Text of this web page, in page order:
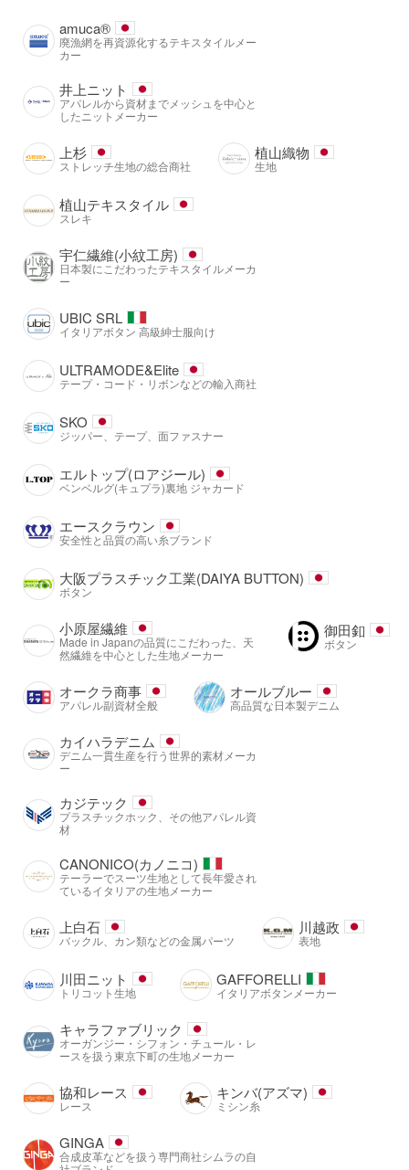
amuca®️
廃漁網を再資源化するテキスタイルメー
カー
井上ニット
アパレルから資材までメッシュを中心と
したニットメーカー
上杉
ストレッチ生地の総合商社
植山織物
生地
植山テキスタイル
スレキ
宇仁繊維(小紋工房)
日本製にこだわったテキスタイルメーカ
ー
UBIC SRL
イタリアボタン 高級紳士服向け
ULTRAMODE&Elite
テープ・コード・リボンなどの輸入商社
SKO
ジッパー、テープ、面ファスナー
エルトップ(ロアジール)
ベンベルグ(キュプラ)裏地 ジャカード
エースクラウン
安全性と品質の高い糸ブランド
大阪プラスチック工業(DAIYA BUTTON)
ボタン
小原屋繊維
Made in Japanの品質にこだわった、天
然繊維を中心とした生地メーカー
御田釦
ボタン
オークラ商事
アパレル副資材全般
オールブルー
高品質な日本製デニム
カイハラデニム
デニム一貫生産を行う世界的素材メーカ
ー
カジテック
プラスチックホック、その他アパレル資
材
CANONICO(カノニコ)
テーラーでスーツ生地として長年愛され
ているイタリアの生地メーカー
上白石
バックル、カン類などの金属パーツ
川越政
表地
川田ニット
トリコット生地
GAFFORELLI
イタリアボタンメーカー
キャラファブリック
オーガンジー・シフォン・チュール・レ
ースを扱う東京下町の生地メーカー
協和レース
レース
キンバ(アズマ)
ミシン糸
GINGA
合成皮革などを扱う専門商社シムラの自